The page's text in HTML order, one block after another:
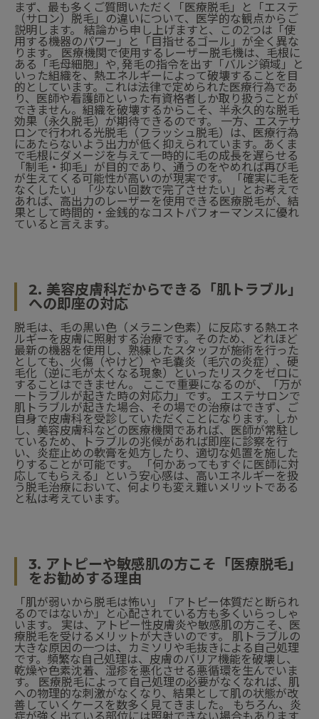
まず、最も多くご質問いただく「医療脱毛」と「エステ
（サロン）脱毛」の違いについて、医学的な観点からご
説明します。 結論から申し上げますと、この2つは「使
用する機器のパワー」と「目指せるゴール」が全く異な
ります。 医療機関で使用するレーザー脱毛機は、毛根に
ある「毛母細胞」や, 発毛の指令を出す「バルジ領域」と
いった組織を、熱エネルギーによって破壊することを目
的としています。これは法律で定められた医療行為であ
り、医師や看護師といった有資格者しか取り扱うことが
できません。組織を破壊するからこそ、半永久的な脱毛
効果（永久脱毛）が期待できるのです。 一方、エステサ
ロンで行われる光脱毛（フラッシュ脱毛）は、医療行為
にあたらないよう出力が低く抑えられています。あくま
で毛根にダメージを与えて一時的に毛の成長を遅らせる
「制毛・抑毛」が目的であり、通うのをやめれば再び毛
が生えてくる可能性が高いのが現実です。 「確実に毛を
なくしたい」「少ない回数で完了させたい」とお考えで
あれば、高出力のレーザーを使用できる医療脱毛が、結
果として時間的・金銭的なコストパフォーマンスに優れ
ていると言えます。
2. 美容皮膚科だからできる「肌トラブル」
への即座の対応
脱毛は、毛の黒い色（メラニン色素）に反応する熱エネ
ルギーを皮膚に照射する治療です。そのため、どれほど
最新の機器を使用し、熟練したスタッフが施術を行った
としても、火傷（やけど）や毛嚢炎（毛穴の炎症）、硬
毛化（逆に毛が太くなる現象）といったリスクをゼロに
することはできません。 ここで重要になるのが、「万が
一トラブルが起きた時の対応力」です。 エステサロンで
肌トラブルが起きた場合、その場での治療はできず、ご
自身で皮膚科を受診していただくことになります。しか
し、美容皮膚科などの医療機関であれば、医師が常駐し
ているため、トラブルの兆候があれば即座に診察を行
い、炎症止めの軟膏を処方したり、適切な処置を施した
りすることが可能です。 「何かあってもすぐに医師に対
応してもらえる」という安心感は、高いエネルギーを扱
う脱毛治療において、何よりも変え難いメリットである
と私は考えています。
3. アトピーや敏感肌の方こそ「医療脱毛」
をお勧めする理由
「肌が弱いから脱毛は怖い」「アトピー体質だと断られ
るのではないか」と心配されている方も多くいらっしゃ
います。 実は、アトピー性皮膚炎や敏感肌の方こそ、医
療脱毛を受けるメリットが大きいのです。 肌トラブルの
大きな原因の一つは、カミソリや毛抜きによる自己処理
です。頻繁な自己処理は、皮膚のバリア機能を破壊し、
乾燥や色素沈着、湿疹を悪化させる悪循環を生んでいま
す。 医療脱毛によって自己処理の必要がなくなれば、肌
への物理的な刺激がなくなり、結果として肌の状態が改
善していくケースを数多く見てきました。 もちろん、炎